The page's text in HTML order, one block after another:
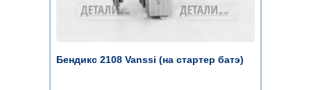
Бендикс 2108 Vanssi (на стартер батэ)